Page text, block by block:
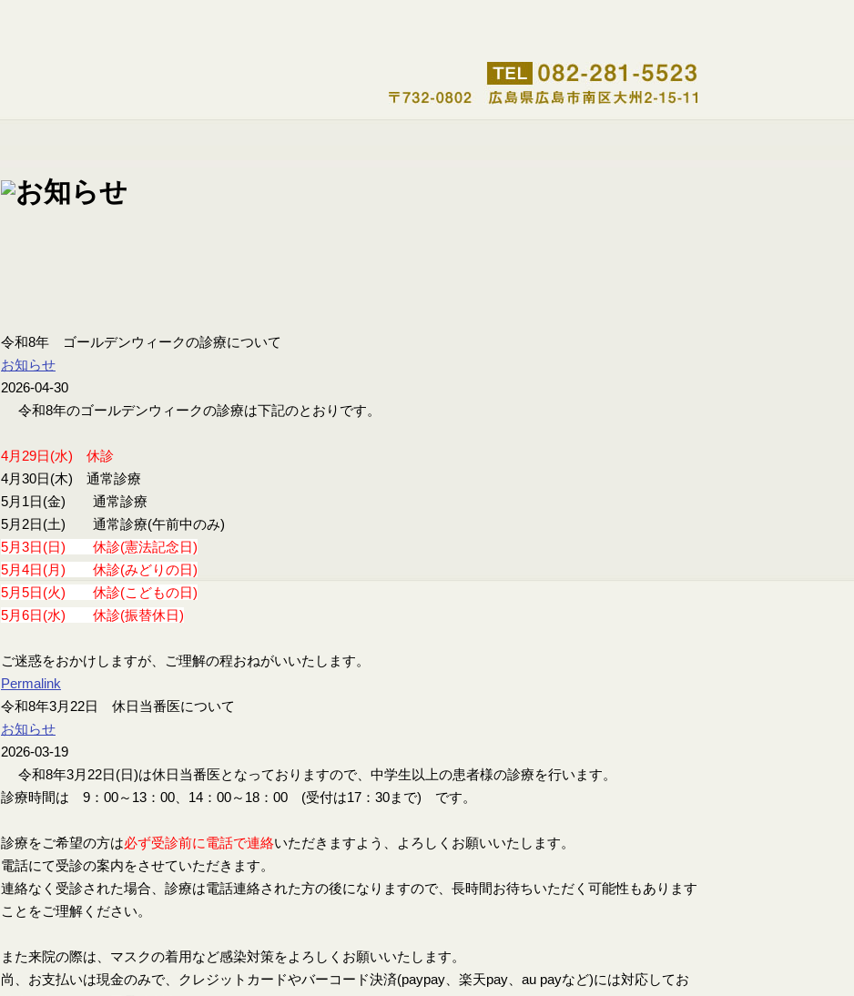
令和8年 ゴールデンウィークの診療について
お知らせ
2026-04-30
令和8年のゴールデンウィークの診療は下記のとおりです。
4月29日(水) 休診
4月30日(木) 通常診療
5月1日(金) 通常診療
5月2日(土) 通常診療(午前中のみ)
5月3日(日) 休診(憲法記念日)
5月4日(月) 休診(みどりの日)
5月5日(火) 休診(こどもの日)
5月6日(水) 休診(振替休日)
ご迷惑をおかけしますが、ご理解の程おねがいいたします。
Permalink
令和8年3月22日 休日当番医について
お知らせ
2026-03-19
令和8年3月22日(日)は休日当番医となっておりますので、中学生以上の患者様の診療を行います。
診療時間は 9：00～13：00、14：00～18：00 (受付は17：30まで) です。
診療をご希望の方は必ず受診前に電話で連絡いただきますよう、よろしくお願いいたします。
電話にて受診の案内をさせていただきます。
連絡なく受診された場合、診療は電話連絡された方の後になりますので、長時間お待ちいただく可能性もあります
ことをご理解ください。
また来院の際は、マスクの着用など感染対策をよろしくお願いいたします。
尚、お支払いは現金のみで、クレジットカードやバーコード決済(paypay、楽天pay、au payなど)には対応してお